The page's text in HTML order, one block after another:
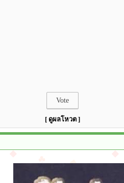
[ ดูผลโหวต ]